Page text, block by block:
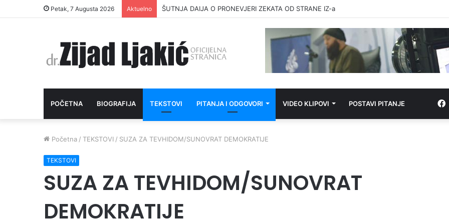
Petak, 7 Augusta 2026 Aktuelno ŠUTNJA DAIJA O PRONEVJERI ZEKATA OD STRANE IZ-a
POČETNA BIOGRAFIJA TEKSTOVI PITANJA I ODGOVORI VIDEO KLIPOVI POSTAVI PITANJE
Početna / TEKSTOVI / SUZA ZA TEVHIDOM/SUNOVRAT DEMOKRATIJE
TEKSTOVI
SUZA ZA TEVHIDOM/SUNOVRAT
DEMOKRATIJE